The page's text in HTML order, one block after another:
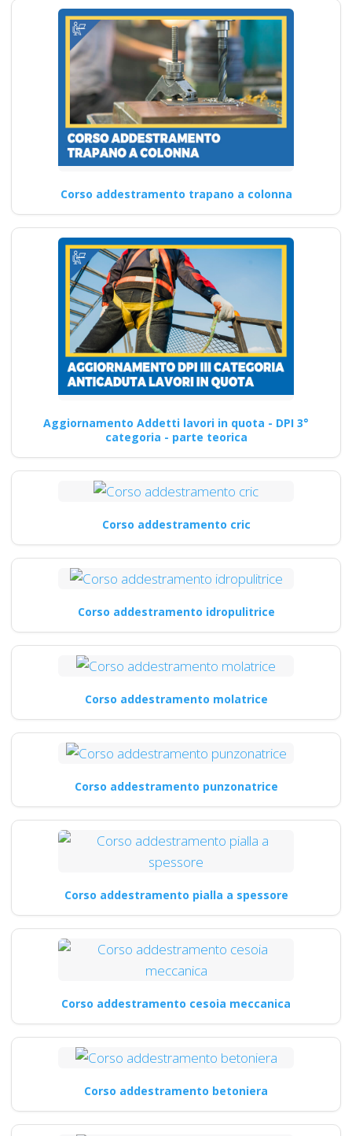
Corso addestramento trapano a colonna
Aggiornamento Addetti lavori in quota - DPI 3°
categoria - parte teorica
Corso addestramento cric
Corso addestramento idropulitrice
Corso addestramento molatrice
Corso addestramento punzonatrice
Corso addestramento pialla a spessore
Corso addestramento cesoia meccanica
Corso addestramento betoniera